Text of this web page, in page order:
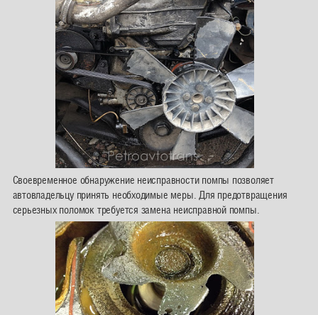
Своевременное обнаружение неисправности помпы позволяет
автовладельцу принять необходимые меры. Для предотвращения
серьезных поломок требуется замена неисправной помпы.